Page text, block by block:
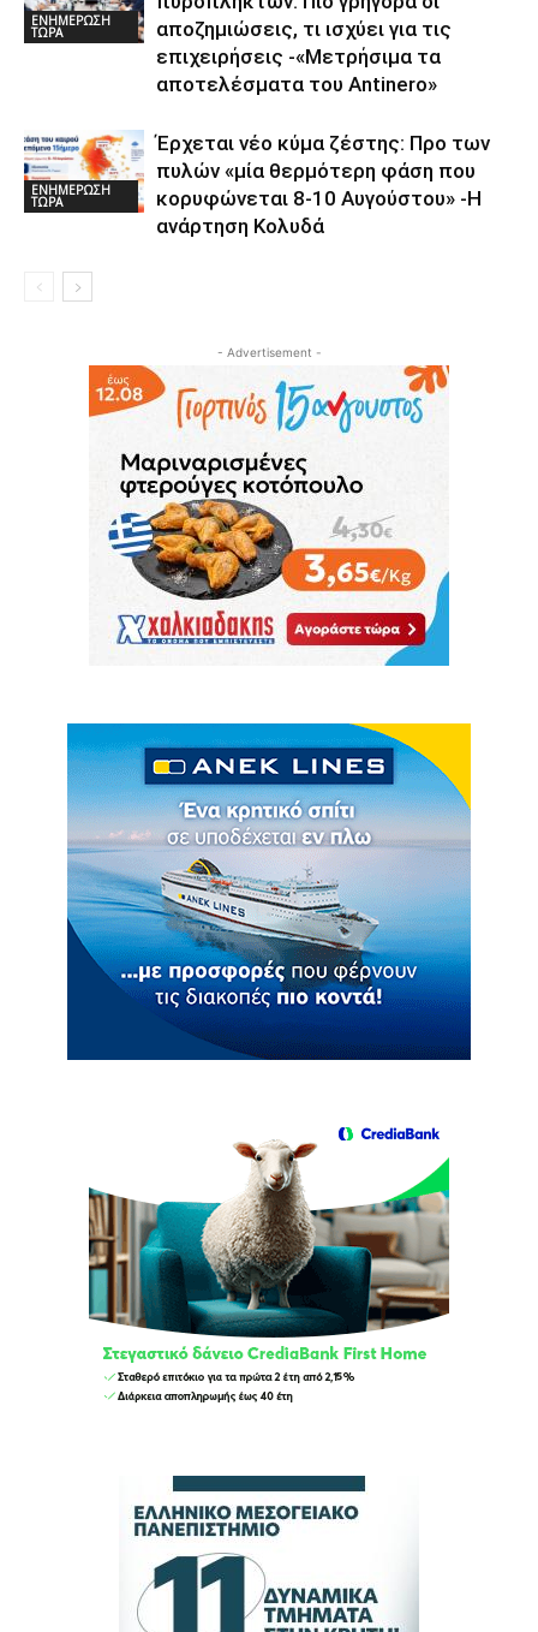
ΕΝΗΜΕΡΩΣΗ
ΤΩΡΑ
αποζημιώσεις, τι ισχύει για τις
επιχειρήσεις -«Μετρήσιμα τα
αποτελέσματα του Αntinero»
ΕΝΗΜΕΡΩΣΗ
ΤΩΡΑ
Έρχεται νέο κύμα ζέστης: Προ των
πυλών «μία θερμότερη φάση που
κορυφώνεται 8-10 Αυγούστου» -Η
ανάρτηση Κολυδά
- Advertisement -